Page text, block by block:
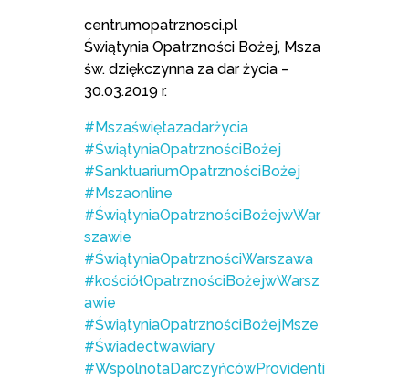
centrumopatrznosci.pl
Świątynia Opatrzności Bożej, Msza
św. dziękczynna za dar życia –
30.03.2019 r.
#Mszaświętazadarżycia
#ŚwiątyniaOpatrznościBożej
#SanktuariumOpatrznościBożej
#Mszaonline
#ŚwiątyniaOpatrznościBożejwWar
szawie
#ŚwiątyniaOpatrznościWarszawa
#kościółOpatrznościBożejwWarsz
awie
#ŚwiątyniaOpatrznościBożejMsze
#Świadectwawiary
#WspólnotaDarczyńcówProvidenti